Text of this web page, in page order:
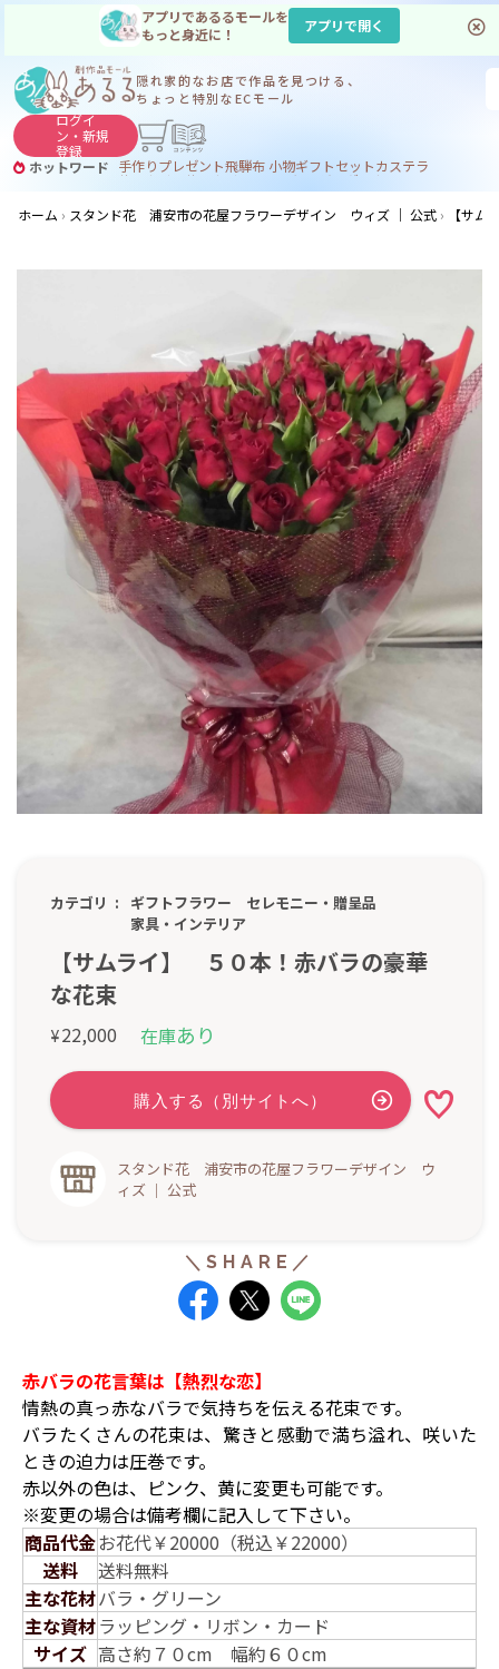
アプリであるるモールを
もっと身近に！
アプリで開く
隠れ家的なお店で作品を見つける、
ちょっと特別なECモール
ログイ
ン・新規
登録
ホットワード 手作りプレゼント飛騨布 小物ギフトセットカステラ
サヌカイト コーヒー
ジンギスカン
ホーム
スタンド花 浦安市の花屋フラワーデザイン ウィズ ｜ 公式 【サ
カテゴリ ギフトフラワー
セレモニー・贈呈品
家具・インテリア
【サムライ】 ５０本！赤バラの豪華
な花束
¥22,000 在庫あり
スタンド花 浦安市の花屋フラワーデザイン ウ
ィズ ｜ 公式
赤バラの花言葉は【熱烈な恋】
情熱の真っ赤なバラで気持ちを伝える花束です。
バラたくさんの花束は、驚きと感動で満ち溢れ、咲いた
ときの迫力は圧巻です。
赤以外の色は、ピンク、黄に変更も可能です。
※変更の場合は備考欄に記入して下さい。
商品代金お花代￥20000（税込￥22000）
送料
送料無料
主な花材バラ・グリーン
主な資材ラッピング・リボン・カード
サイズ 高さ約７０cm 幅約６０cm